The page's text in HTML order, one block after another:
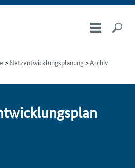
Netzentwicklungsplanung
Archiv